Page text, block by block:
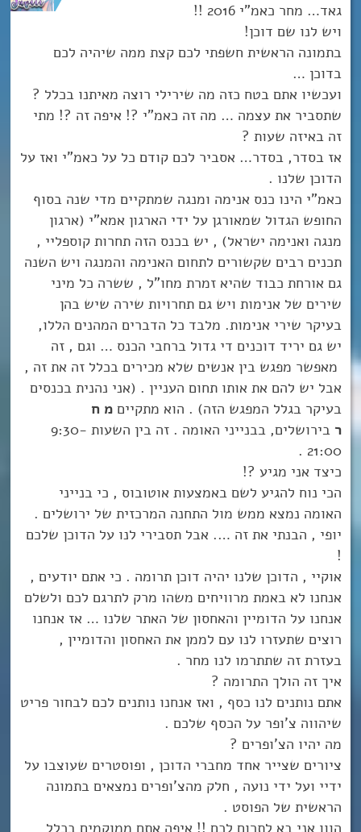
גאד… מחר כאמ”י 2016 !!
ויש לנו שם דוכן!
בתמונה הראשית חשפתי לכם קצת ממה שיהיה לכם
בדוכן …
ועכשיו אתם בטח כזה מה שירילי רוצה מאיתנו בכלל ?
שתסביר את עצמה … מה זה כאמ”י ?! איפה זה ?! מתי
זה באיזה שעות ?
אז בסדר, בסדר… אסביר לכם קודם כל על כאמ”י ואז על
הדוכן שלנו .
כאמ”י הינו כנס אנימה ומנגה שמתקיים מדי שנה בסוף
החופש הגדול שמאורגן על ידי הארגון אמא”י (ארגון
מנגה ואנימה ישראל) , יש בכנס הזה תחרות קוספליי ,
תכנים רבים שקשורים לתחום האנימה והמנגה ויש השנה
גם אורחת כבוד שהיא זמרת מחו”ל , ששרה כל מיני
שירים של אנימות ויש גם תחרויות שירה שיש בהן
בעיקר שירי אנימות. מלבד כל הדברים המהנים הללו,
יש גם יריד דוכנים די גדול ברחבי הכנס … וגם , זה
מאפשר מפגש בין אנשים שלא מכירים בכלל זה את זה ,
אבל יש להם את אותו תחום העניין . (אני נהנית בכנסים
בעיקר בגלל המפגש הזה) . הוא מתקייםמ ח
ר
בירושלים, בבנייני האומה . זה בין השעות 9:30-
21:00 .
כיצד אני מגיע ?!
הכי נוח להגיע לשם באמצעות אוטובוס , כי בנייני
האומה נמצא ממש מול התחנה המרכזית של ירושלים .
יופי , הבנתי את זה …. אבל תסבירי לנו על הדוכן שלכם
!
אוקיי , הדוכן שלנו יהיה דוכן תרומה . כי אתם יודעים ,
אנחנו לא באמת מרוויחים משהו מרק לתרגם לכם ולשלם
אנחנו על הדומיין והאחסון של האתר שלנו … אז אנחנו
רוצים שתעזרו לנו עם לממן את האחסון והדומיין ,
בעזרת זה שתתרמו לנו מחר .
איך זה הולך התרומה ?
אתם נותנים לנו כסף , ואז אנחנו נותנים לכם לבחור פריט
שיהווה צ’ופר על הכסף שלכם .
מה יהיו הצ’ופרים ?
ציורים שצייר אחד מחברי הדוכן , ופוסטרים שעוצבו על
ידיי ועל ידי נועה , חלק מהצ’ופרים נמצאים בתמונה
הראשית של הפוסט .